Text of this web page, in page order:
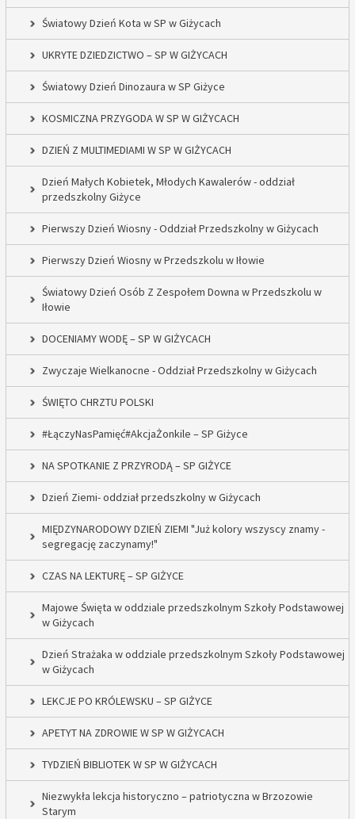
Światowy Dzień Kota w SP w Giżycach
UKRYTE DZIEDZICTWO – SP W GIŻYCACH
Światowy Dzień Dinozaura w SP Giżyce
KOSMICZNA PRZYGODA W SP W GIŻYCACH
DZIEŃ Z MULTIMEDIAMI W SP W GIŻYCACH
Dzień Małych Kobietek, Młodych Kawalerów - oddział
przedszkolny Giżyce
Pierwszy Dzień Wiosny - Oddział Przedszkolny w Giżycach
Pierwszy Dzień Wiosny w Przedszkolu w Iłowie
Światowy Dzień Osób Z Zespołem Downa w Przedszkolu w
Iłowie
DOCENIAMY WODĘ – SP W GIŻYCACH
Zwyczaje Wielkanocne - Oddział Przedszkolny w Giżycach
ŚWIĘTO CHRZTU POLSKI
#ŁączyNasPamięć#AkcjaŻonkile – SP Giżyce
NA SPOTKANIE Z PRZYRODĄ – SP GIŻYCE
Dzień Ziemi- oddział przedszkolny w Giżycach
MIĘDZYNARODOWY DZIEŃ ZIEMI "Już kolory wszyscy znamy -
segregację zaczynamy!"
CZAS NA LEKTURĘ – SP GIŻYCE
Majowe Święta w oddziale przedszkolnym Szkoły Podstawowej
w Giżycach
Dzień Strażaka w oddziale przedszkolnym Szkoły Podstawowej
w Giżycach
LEKCJE PO KRÓLEWSKU – SP GIŻYCE
APETYT NA ZDROWIE W SP W GIŻYCACH
TYDZIEŃ BIBLIOTEK W SP W GIŻYCACH
Niezwykła lekcja historyczno – patriotyczna w Brzozowie
Starym